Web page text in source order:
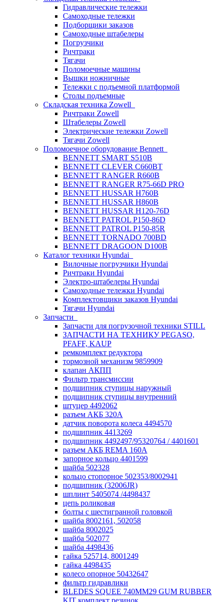
Гидравлические тележки
Самоходные тележки
Подборщики заказов
Самоходные штабелеры
Погрузчики
Ричтраки
Тягачи
Поломоечные машины
Вышки ножничные
Тележки с подъемной платформой
Столы подъемные
Складская техника Zowell
Ричтраки Zowell
Штабелеры Zowell
Электрические тележки Zowell
Тягачи Zowell
Поломоечное оборудование Bennett
BENNETT SMART S510B
BENNETT CLEVER C660BT
BENNETT RANGER R660B
BENNETT RANGER R75-66D PRO
BENNETT HUSSAR H760B
BENNETT HUSSAR H860B
BENNETT HUSSAR H120-76D
BENNETT PATROL P150-86D
BENNETT PATROL P150-85R
BENNETT TORNADO 700BD
BENNETT DRAGOON D100B
Каталог техники Hyundai
Вилочные погрузчики Hyundai
Ричтраки Hyundai
Электро-штабелеры Hyundai
Самоходные тележки Hyundai
Комплектовщики заказов Hyundai
Тягачи Hyundai
Запчасти
Запчасти для погрузочной техники STILL
ЗАПЧАСТИ НА ТЕХНИКУ PEGASO,
PFAFF, KAUP
ремкомплект редуктора
тормозной механизм 9859909
клапан АКПП
Фильтр трансмиссии
подшипник ступицы наружный
подшипник ступицы внутренний
штуцер 4492062
разъем АКБ 320А
датчик поворота колеса 4494570
подшипник 4413269
подшипник 4492497/95320764 / 4401601
разъем АКБ REMA 160А
запорное кольцо 4401599
шайба 502328
кольцо стопорное 502353/8002941
подшипник (32006JR)
шплинт 5405074 /4498437
цепь роликовая
болты с шестигранной головкой
шайба 8002161, 502058
шайба 8002025
шайба 502077
шайба 4498436
гайка 525714, 8001249
гайка 4498435
колесо опорное 50432647
фильтр гидравлики
BLEDES SQUEE 740MM29 GUM RUBBER
KIT комплект резинок